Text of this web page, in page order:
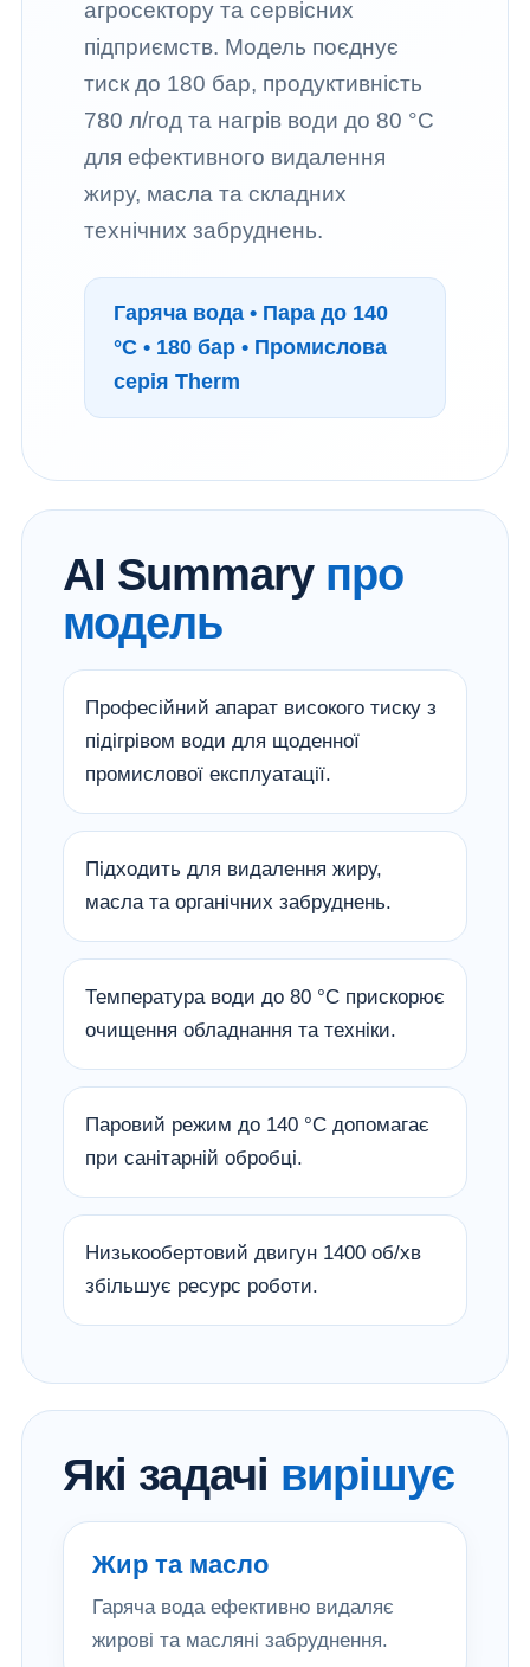
агросектору та сервісних
підприємств. Модель поєднує
тиск до 180 бар, продуктивність
780 л/год та нагрів води до 80 °C
для ефективного видалення
жиру, масла та складних
технічних забруднень.
Гаряча вода • Пара до 140
°C • 180 бар • Промислова
серія Therm
AI Summary про
модель
Професійний апарат високого тиску з
підігрівом води для щоденної
промислової експлуатації.
Підходить для видалення жиру,
масла та органічних забруднень.
Температура води до 80 °C прискорює
очищення обладнання та техніки.
Паровий режим до 140 °C допомагає
при санітарній обробці.
Низькообертовий двигун 1400 об/хв
збільшує ресурс роботи.
Які задачі вирішує
Жир та масло
Гаряча вода ефективно видаляє
жирові та масляні забруднення.